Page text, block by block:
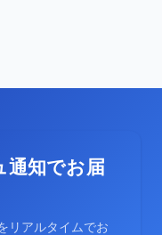
通知でお届
リアルタイムでお